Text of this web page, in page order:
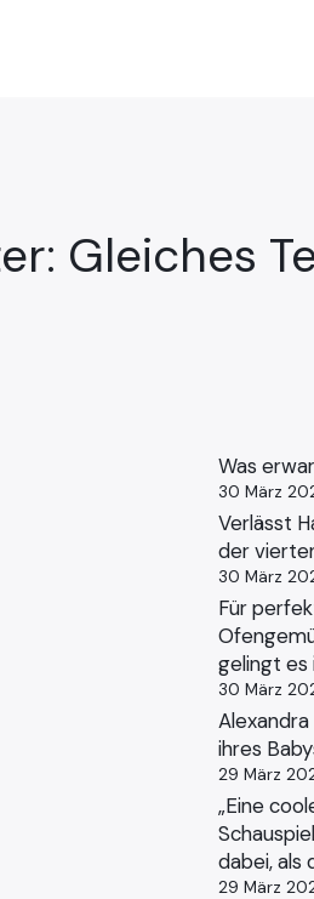
Gleiches
Was
30 März
Verlässt
der
30 März
Für
gelingt es
30 März
ihres
29 März
„Eine
dabei, als
29 März